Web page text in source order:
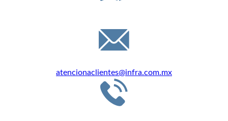
atencionaclientes@infra.com.mx